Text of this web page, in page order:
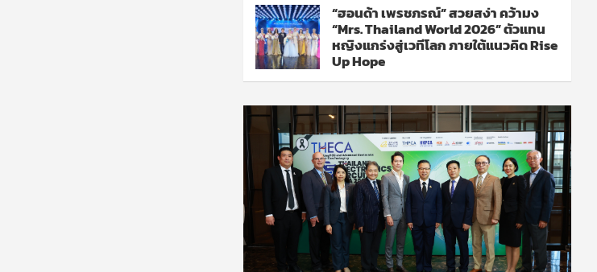
“ฮอนด้า เพรชภรณ์” สวยสง่า คว้ามง
“Mrs. Thailand World 2026” ตัวแทน
หญิงแกร่งสู่เวทีโลก ภายใต้แนวคิด Rise
Up Hope